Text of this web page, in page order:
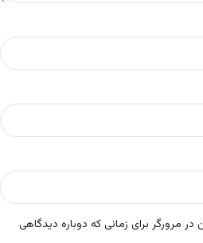
مرورگر برای زمانی که دوباره دیدگاهی